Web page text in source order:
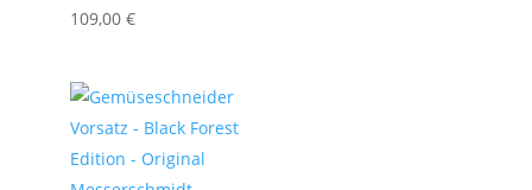
109,00 €